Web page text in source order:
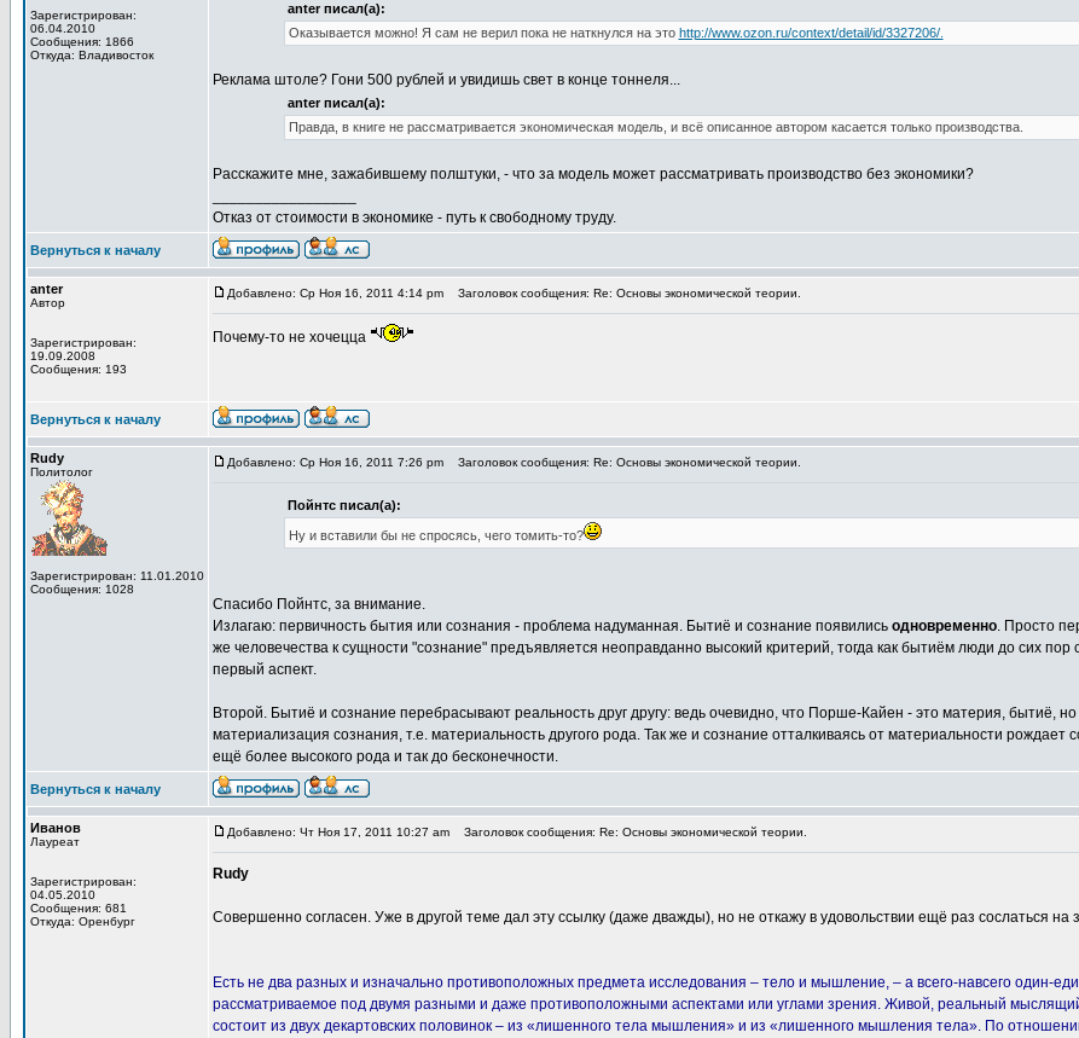
Зарегистрирован:
06.04.2010
Сообщения: 1866
Откуда: Владивосток
anter писал(а):
Оказывается можно! Я сам не верил пока не наткнулся на это http://www.ozon.ru/context/detail/id/3327206/.
Реклама штоле? Гони 500 рублей и увидишь свет в конце тоннеля...
anter писал(а):
Правда, в книге не рассматривается экономическая модель, и всё описанное автором касается только производства.
Расскажите мне, зажабившему полштуки, - что за модель может рассматривать производство без экономики?
Отказ от стоимости в экономике - путь к свободному труду.
Вернуться к началу
anter
Автор
Зарегистрирован:
19.09.2008
Сообщения: 193
Добавлено: Ср Ноя 16, 2011 4:14 pm Заголовок сообщения: Re: Основы экономической теории.
Почему-то не хочецца
Вернуться к началу
Rudy
Политолог
Зарегистрирован: 11.01.2010
Сообщения: 1028
Добавлено: Ср Ноя 16, 2011 7:26 pm Заголовок сообщения: Re: Основы экономической теории.
Пойнтс писал(а):
Ну и вставили бы не спросясь, чего томить-то?
Спасибо Пойнтс, за внимание.
Излагаю: первичность бытия или сознания - проблема надуманная. Бытиё и сознание появились одновременно. Просто
же человечества к сущности "сознание" предъявляется неоправданно высокий критерий, тогда как бытиём люди до сих
первый аспект.
Второй. Бытиё и сознание перебрасывают реальность друг другу: ведь очевидно, что Порше-Кайен - это материя, бытиё,
материализация сознания, т.е. материальность другого рода. Так же и сознание отталкиваясь от материальности
ещё более высокого рода и так до бесконечности.
Вернуться к началу
Иванов
Лауреат
Зарегистрирован:
04.05.2010
Сообщения: 681
Откуда: Оренбург
Добавлено: Чт Ноя 17, 2011 10:27 am Заголовок сообщения: Re: Основы экономической теории.
Rudy
Совершенно согласен. Уже в другой теме дал эту ссылку (даже дважды), но не откажу в удовольствии ещё раз сослаться на
Есть не два разных и изначально противоположных предмета исследования – тело и мышление, – а всего-навсего один-
рассматриваемое под двумя разными и даже противоположными аспектами или углами зрения. Живой, реальный
состоит из двух декартовских половинок – из «лишенного тела мышления» и из «лишенного мышления тела». По